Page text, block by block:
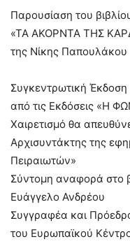
Παρουσίαση του
«ΤΑ ΑΚΟΡΝΤΑ ΤΗΣ
της Νίκης Παπουλάκου
Συγκεντρωτική
από τις Εκδόσεις «Η
Χαιρετισμό θα
Αρχισυντάκτης της
Πειραιωτών»
Σύντομη αναφορά στο
Ευάγγελο Ανδρέου
Συγγραφέα και
του Ευρωπαϊκού